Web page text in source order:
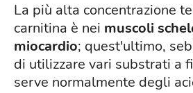
La più alta concentrazione
carnitina è nei muscoli
miocardio; quest'ultimo,
di utilizzare vari substrati a
serve normalmente degli